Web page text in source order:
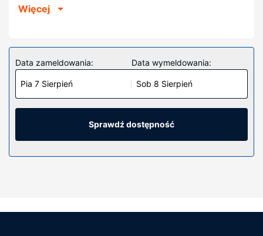
takiego jak Gallup Indian Medical Center.
Poczuj się jak w domu w 53 pokojach, których
wyposażenie to lodówka. Bezpłatny bezprzewodowy
dostęp do internetu zapewni łączność ze światem, a
telewizja satelitarna — rozrywkę. Wyposażenie łazienki:
prysznic i suszarki do włosów. Udogodnienia obejmują
sejfy i biurka oraz sprzątanie codziennie.
Udogodnienia w obiekcie
dostęp do internetu, automat oraz informacje o
Więcej
Data zameldowania:
Pia 7 Sierpień
Data wymeldowania:
Sob 8 Sierpień
Sprawdź dostępność